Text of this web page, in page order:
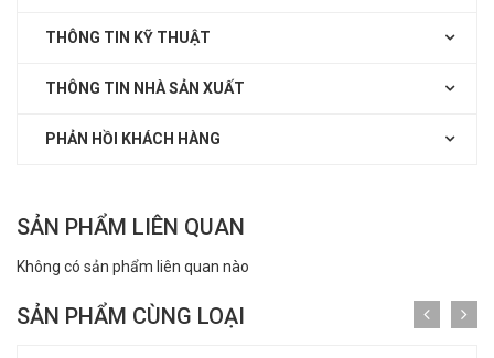
THÔNG TIN KỸ THUẬT
THÔNG TIN NHÀ SẢN XUẤT
PHẢN HỒI KHÁCH HÀNG
SẢN PHẨM LIÊN QUAN
Không có sản phẩm liên quan nào
SẢN PHẨM CÙNG LOẠI